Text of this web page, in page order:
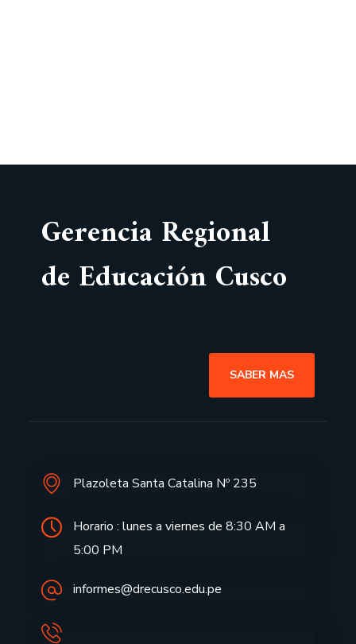
Gerencia Regional
de Educación Cusco
SABER MAS
Plazoleta Santa Catalina Nº 235
Horario : lunes a viernes de 8:30 AM a
5:00 PM
informes@drecusco.edu.pe